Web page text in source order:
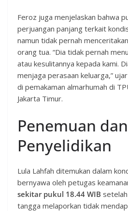
Feroz juga menjelaskan bahwa
perjuangan panjang terkait
namun tidak pernah
orang tua. “Dia tidak pernah
atau kesulitannya kepada kami.
menjaga perasaan keluarga,”
di pemakaman almarhumah di
Jakarta Timur.
Penemuan
Penyelidikan
Lula Lahfah ditemukan dalam
bernyawa oleh petugas
sekitar pukul 18.44 WIB
tangga melaporkan tidak